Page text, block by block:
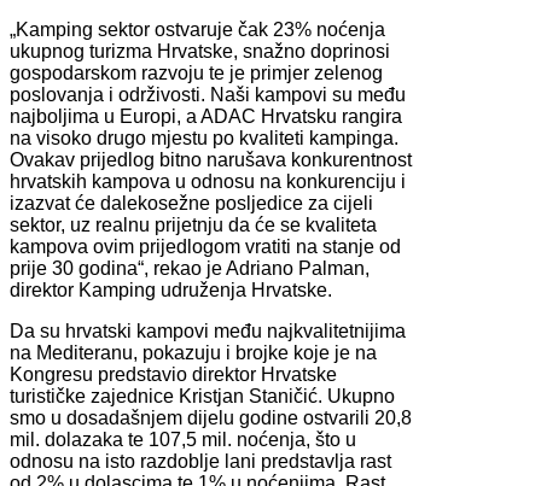
„Kamping sektor ostvaruje čak 23% noćenja
ukupnog turizma Hrvatske, snažno doprinosi
gospodarskom razvoju te je primjer zelenog
poslovanja i održivosti. Naši kampovi su među
najboljima u Europi, a ADAC Hrvatsku rangira
na visoko drugo mjestu po kvaliteti kampinga.
Ovakav prijedlog bitno narušava konkurentnost
hrvatskih kampova u odnosu na konkurenciju i
izazvat će dalekosežne posljedice za cijeli
sektor, uz realnu prijetnju da će se kvaliteta
kampova ovim prijedlogom vratiti na stanje od
prije 30 godina“, rekao je Adriano Palman,
direktor Kamping udruženja Hrvatske.
Da su hrvatski kampovi među najkvalitetnijima
na Mediteranu, pokazuju i brojke koje je na
Kongresu predstavio direktor Hrvatske
turističke zajednice Kristjan Staničić. Ukupno
smo u dosadašnjem dijelu godine ostvarili 20,8
mil. dolazaka te 107,5 mil. noćenja, što u
odnosu na isto razdoblje lani predstavlja rast